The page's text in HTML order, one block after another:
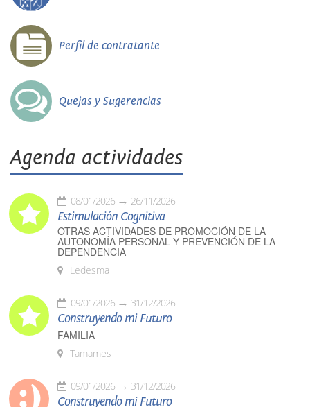
Perfil de contratante
Quejas y Sugerencias
Agenda actividades
08/01/2026 26/11/2026
Estimulación Cognitiva
OTRAS ACTIVIDADES DE PROMOCIÓN DE LA
AUTONOMÍA PERSONAL Y PREVENCIÓN DE LA
DEPENDENCIA
Ledesma
09/01/2026 31/12/2026
Construyendo mi Futuro
FAMILIA
Tamames
09/01/2026 31/12/2026
Construyendo mi Futuro